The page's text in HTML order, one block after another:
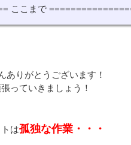
ここまで
ありがとうございます！
っていきましょう！
は孤独な作業・・・